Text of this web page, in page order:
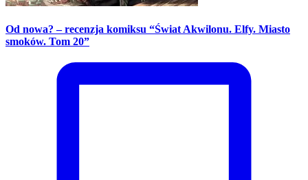
Od nowa? – recenzja komiksu “Świat Akwilonu. Elfy. Miasto
smoków. Tom 20”